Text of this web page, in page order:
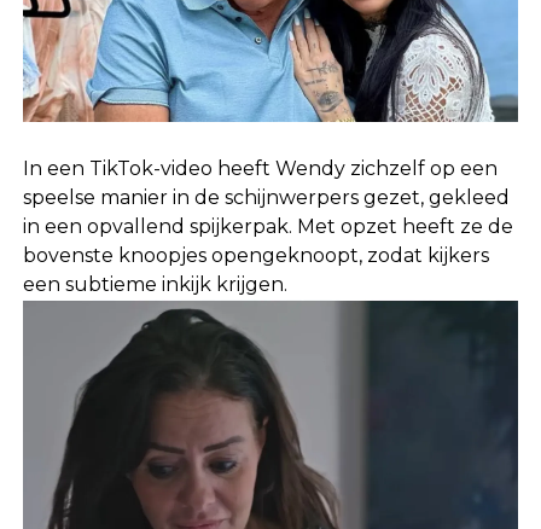
In een TikTok-video heeft Wendy zichzelf op een
speelse manier in de schijnwerpers gezet, gekleed
in een opvallend spijkerpak. Met opzet heeft ze de
bovenste knoopjes opengeknoopt, zodat kijkers
een subtieme inkijk krijgen.